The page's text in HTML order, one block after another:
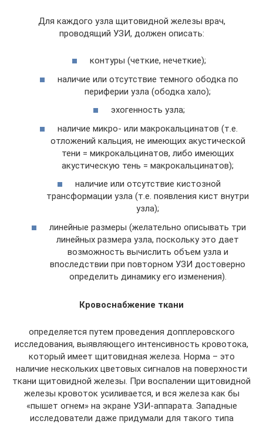
Для каждого узла щитовидной железы врач,
проводящий УЗИ, должен описать:
контуры (четкие, нечеткие);
наличие или отсутствие темного ободка по
периферии узла (ободка хало);
эхогенность узла;
наличие микро- или макрокальцинатов (т.е.
отложений кальция, не имеющих акустической
тени = микрокальцинатов, либо имеющих
акустическую тень = макрокальцинатов);
наличие или отсутствие кистозной
трансформации узла (т.е. появления кист внутри
узла);
линейные размеры (желательно описывать три
линейных размера узла, поскольку это дает
возможность вычислить объем узла и
впоследствии при повторном УЗИ достоверно
определить динамику его изменения).
Кровоснабжение ткани
определяется путем проведения допплеровского
исследования, выявляющего интенсивность кровотока,
который имеет щитовидная железа. Норма – это
наличие нескольких цветовых сигналов на поверхности
ткани щитовидной железы. При воспалении щитовидной
железы кровоток усиливается, и вся железа как бы
«пышет огнем» на экране УЗИ-аппарата. Западные
исследователи даже придумали для такого типа